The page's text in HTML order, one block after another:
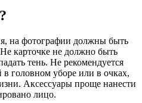
на фотографии должны быть
карточке не должно быть
тень. Не рекомендуется
головном уборе или в очках,
Аксессуары проще нанести
лицо.